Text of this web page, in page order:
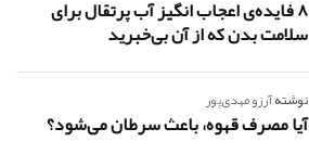
8 فایده‌ی اعجاب انگیز آب پرتقال برای
سلامت بدن که از آن بی‌خبرید
نوشتهآرزو مهدی‌پور
آیا مصرف قهوه، باعث سرطان می‌شود؟